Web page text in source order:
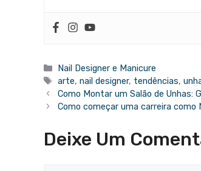
Categorias
Nail Designer e Manicure
Tags
arte,nail designer, tendências,
Como Montar um Salão de Unhas:
Como começar uma carreira como
Deixe Um